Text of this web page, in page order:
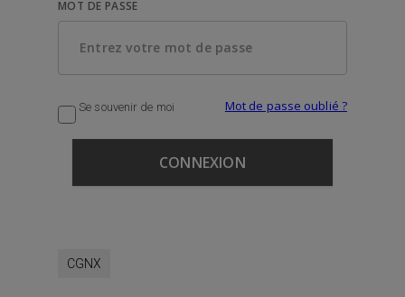
MOT DE PASSE
Se souvenir de moi Mot de passe oublié ?
CGNX